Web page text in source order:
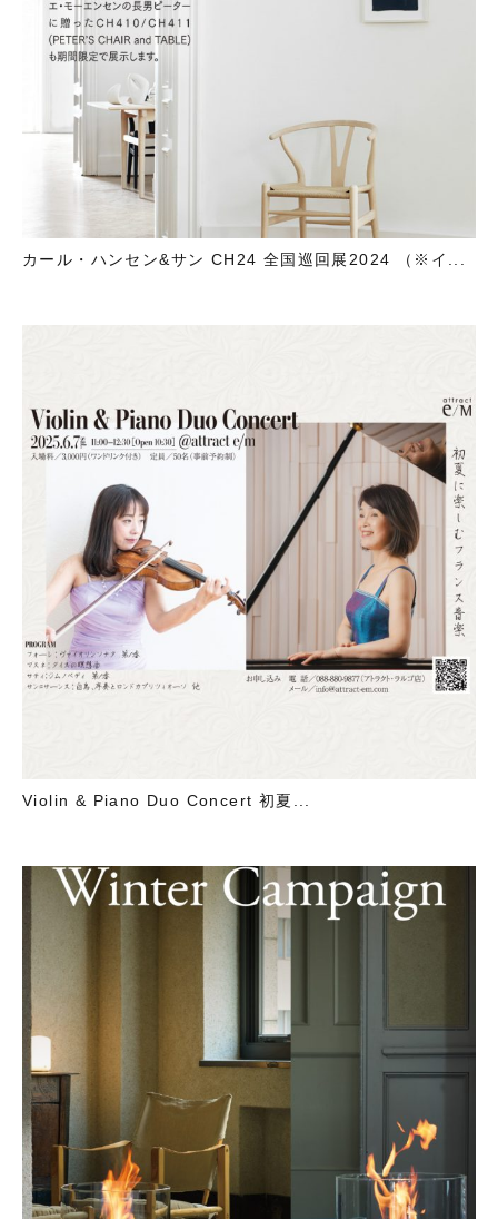
カール・ハンセン&サン CH24 全国巡回展2024 （※イ...
Violin & Piano Duo Concert 初夏...